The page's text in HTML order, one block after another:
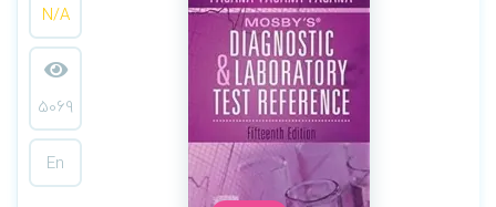
N/A
5069
En